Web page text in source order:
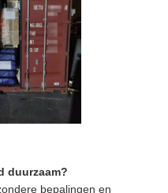
duurzaam?
bepalingen en